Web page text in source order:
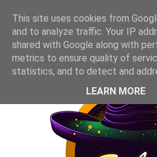
This site uses cookies from
and to analyze traffic. Your IP
shared with Google along with
metrics to ensure quality of
statistics, and to detect and
LEARN MORE